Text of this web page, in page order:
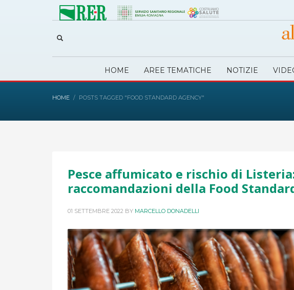
HOME AREE TEMATICHE NOTIZIE
HOME POSTS TAGGED "FOOD STANDARD AGENCY"
Pesce affumicato e rischio di
raccomandazioni della Food
01 SETTEMBRE 2022 BY MARCELLO DONADELLI